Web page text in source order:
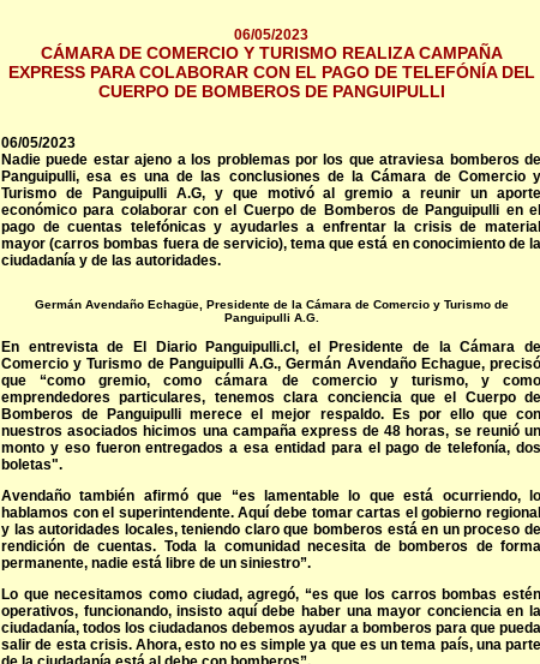
06/05/2023
CÁMARA DE COMERCIO Y TURISMO REALIZA CAMPAÑA
EXPRESS PARA COLABORAR CON EL PAGO DE TELEFÓNÍA DEL
CUERPO DE BOMBEROS DE PANGUIPULLI
06/05/2023
Nadie puede estar ajeno a los problemas por los que atraviesa bomberos de
Panguipulli, esa es una de las conclusiones de la Cámara de Comercio y
Turismo de Panguipulli A.G, y que motivó al gremio a reunir un aporte
económico para colaborar con el Cuerpo de Bomberos de Panguipulli en el
pago de cuentas telefónicas y ayudarles a enfrentar la crisis de material
mayor (carros bombas fuera de servicio), tema que está en conocimiento de la
ciudadanía y de las autoridades.
Germán Avendaño Echagüe, Presidente de la Cámara de Comercio y Turismo de
Panguipulli A.G.
En entrevista de El Diario Panguipulli.cl, el Presidente de la Cámara de
Comercio y Turismo de Panguipulli A.G., Germán Avendaño Echague, precisó
que “como gremio, como cámara de comercio y turismo, y como
emprendedores particulares, tenemos clara conciencia que el Cuerpo de
Bomberos de Panguipulli merece el mejor respaldo. Es por ello que con
nuestros asociados hicimos una campaña express de 48 horas, se reunió un
monto y eso fueron entregados a esa entidad para el pago de telefonía, dos
boletas".
Avendaño también afirmó que “es lamentable lo que está ocurriendo, lo
hablamos con el superintendente. Aquí debe tomar cartas el gobierno regional
y las autoridades locales, teniendo claro que bomberos está en un proceso de
rendición de cuentas. Toda la comunidad necesita de bomberos de forma
permanente, nadie está libre de un siniestro”.
Lo que necesitamos como ciudad, agregó, “es que los carros bombas estén
operativos, funcionando, insisto aquí debe haber una mayor conciencia en la
ciudadanía, todos los ciudadanos debemos ayudar a bomberos para que pueda
salir de esta crisis. Ahora, esto no es simple ya que es un tema país, una parte